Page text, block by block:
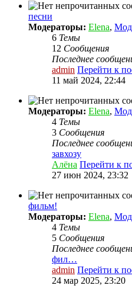
песни
Модераторы: Elena,
6 Темы
12 Сообщения
Последнее
admin Перейти к
11 май 2024, 22:44
Модераторы: Elena,
4 Темы
3 Сообщения
Последнее
завхозу
Алёна Перейти к
27 июн 2024, 23:32
фильм!
Модераторы: Elena,
4 Темы
5 Сообщения
Последнее
фил…
admin Перейти к
24 мар 2025, 23:20